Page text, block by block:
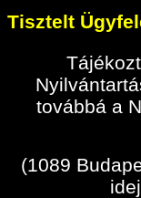
Tisztelt
továbbá a
(1089